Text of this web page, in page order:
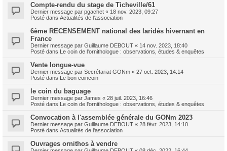
Compte-rendu du stage de Ticheville/61
Dernier message par pgachet « 18 nov. 2023, 09:27
Posté dans Actualités de l'association
6ème RECENSEMENT national des laridés hivernant en
France
Dernier message par Guillaume DEBOUT « 14 nov. 2023, 18:40
Posté dans Le coin de l'ornithologue : observations, études & enquêtes
Vente longue-vue
Dernier message par Secrétariat GONm « 27 oct. 2023, 14:14
Posté dans Le bon coincoin
le coin du baguage
Dernier message par James « 28 juil. 2023, 16:46
Posté dans Le coin de l'ornithologue : observations, études & enquêtes
Convocation à l'assemblée générale du GONm 2023
Dernier message par Guillaume DEBOUT « 28 févr. 2023, 14:10
Posté dans Actualités de l'association
Ouvrages ornithos à vendre